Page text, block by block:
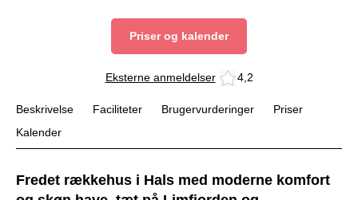
Priser og kalender
Eksterne anmeldelser 4,2
Beskrivelse Faciliteter Brugervurderinger
Priser
Kalender
Fredet rækkehus i Hals med moderne komfort